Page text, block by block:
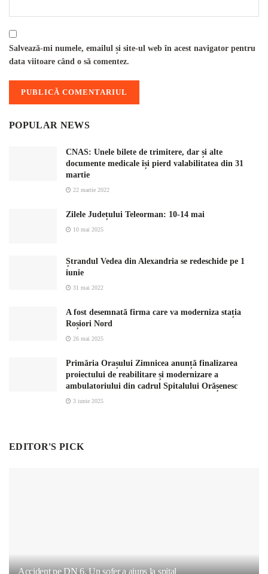
Salvează-mi numele, emailul și site-ul web în acest navigator pentru
data viitoare când o să comentez.
POPULAR NEWS
CNAS: Unele bilete de trimitere, dar și alte
documente medicale își pierd valabilitatea din 31
martie
22 martie 2022
Zilele Județului Teleorman: 10-14 mai
10 mai 2025
Ștrandul Vedea din Alexandria se redeschide pe 1
iunie
31 mai 2022
A fost desemnată firma care va moderniza stația
Roșiori Nord
26 mai 2025
Primăria Orașului Zimnicea anunță finalizarea
proiectului de reabilitare și modernizare a
ambulatoriului din cadrul Spitalului Orășenesc
3 iunie 2025
EDITOR'S PICK
Accident pe DN 6. Un șofer a ajuns la spital